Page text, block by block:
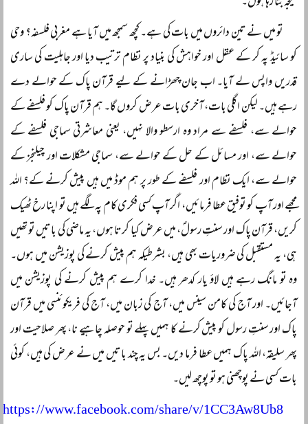
تو میں نے تین دائروں میں بات کی ہے۔ کچھ سمجھ میں آیا ہے مغربی فلسفہ؟ وحی
کو سائیڈ پہ کر کے عقل اور خواہش کی بنیاد پر نظام ترتیب دیا اور جاہلیت کی ساری
قدریں واپس لے آیا۔ اب جان چھڑانے کے لیے قرآن پاک کے حوالے دے
رہے ہیں۔ لیکن اگلی بات، آخری بات عرض کروں گا۔ ہم قرآن پاک کو فلسفے کے
حوالے سے، فلسفے سے مراد وہ ارسطو والا نہیں، یعنی معاشرتی سماجی فلسفے کے
حوالے سے، اور مسائل کے حل کے حوالے سے، سماجی مشکلات اور چیلنجز کے
حوالے سے، ایک نظام اور فلسفے کے طور پر ہم موڈ میں ہیں پیش کرنے کے؟ اللہ
مجھے اور آپ کو توفیق عطا فرمائیں، اگر آپ کسی فکری کام پہ لگے ہیں تو اپنا رخ ٹھیک
کریں، قرآن پاک اور سنتِ رسولؐ، میں عرض کیا کرتا ہوں، یہ ماضی کی باتیں تو تھیں
ہی، یہ مستقبل کی ضروریات بھی ہیں، بشرطیکہ ہم پیش کرنے کی پوزیشن میں ہوں۔
وہ تو مانگ رہے ہیں لاؤ یار کدھر ہیں۔ خدا کرے ہم پیش کرنے کی پوزیشن میں
آجائیں۔ اور آج کی کامن سینس میں، آج کی زبان میں، آج کی فریکوئنسی میں قرآن
پاک اور سنتِ رسول کو پیش کرنے کا ہمیں پہلے تو حوصلہ چاہیے نا، پھر صلاحیت اور
پھر سلیقہ، اللہ پاک ہمیں عطا فرما دیں۔ بس یہ چند باتیں میں نے عرض کی ہیں، کوئی
بات کسی نے پوچھنی ہو تو پوچھ لیں۔
https://www.facebook.com/share/v/1CC3Aw8Ub8